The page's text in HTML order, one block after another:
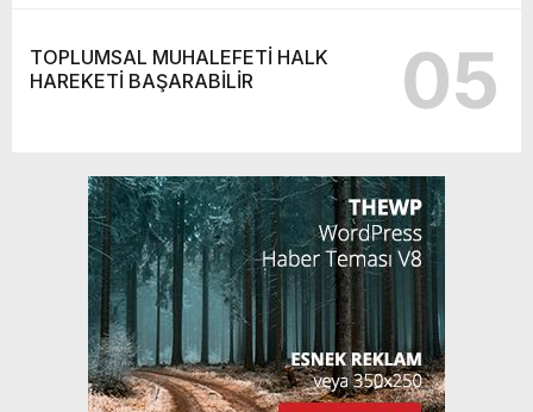
TOPLUMSAL MUHALEFETİ HALK
HAREKETİ BAŞARABİLİR
05